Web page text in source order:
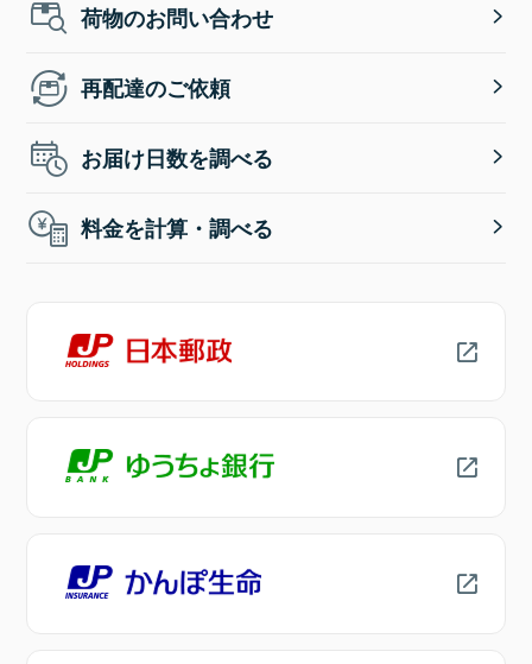
荷物のお問い合わせ
再配達のご依頼
お届け日数を調べる
料金を計算・調べる